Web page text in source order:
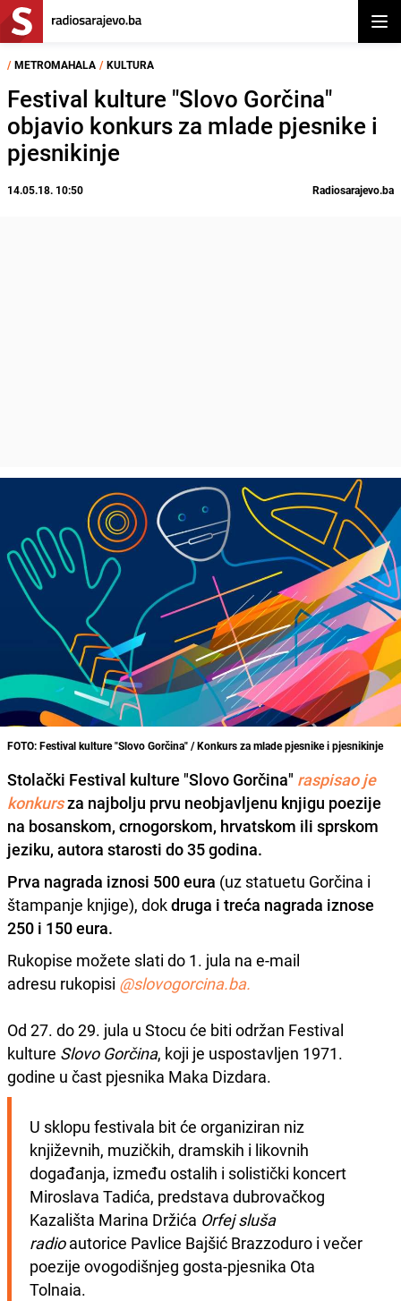
/ METROMAHALA / KULTURA
Festival kulture "Slovo Gorčina"
objavio konkurs za mlade pjesnike i
pjesnikinje
14.05.18. 10:50 Radiosarajevo.ba
FOTO: Festival kulture "Slovo Gorčina" / Konkurs za mlade pjesnike i pjesnikinje
Stolački Festival kulture "Slovo Gorčina" raspisao je
konkursza najbolju prvu neobjavljenu knjigu poezije
na bosanskom, crnogorskom, hrvatskom ili sprskom
jeziku, autora starosti do 35 godina.
Prva nagrada iznosi 500 eura (uz statuetu Gorčina i
štampanje knjige), dokdruga i treća nagrada iznose
250 i 150 eura.
Rukopise možete slati do 1. jula na e-mail
adresu rukopisi @slovogorcina.ba.
Od 27. do 29. jula u Stocu će biti održan Festival
kulture Slovo Gorčina, koji je uspostavljen 1971.
godine u čast pjesnika Maka Dizdara.
U sklopu festivala bit će organiziran niz
književnih, muzičkih, dramskih i likovnih
događanja, između ostalih i solistički koncert
Miroslava Tadića, predstava dubrovačkog
Kazališta Marina Držića Orfej sluša
radio autorice Pavlice Bajšić Brazzoduro i večer
poezije ovogodišnjeg gosta-pjesnika Ota
Tolnaia.